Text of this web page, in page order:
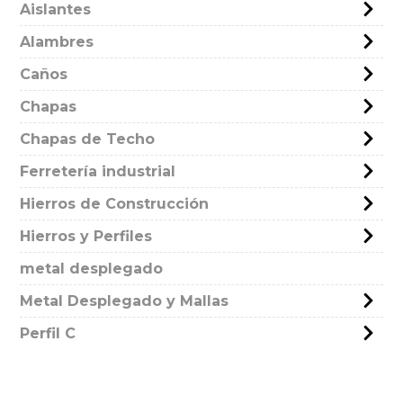
Aislantes
Alambres
Caños
Chapas
Chapas de Techo
Ferretería industrial
Hierros de Construcción
Hierros y Perfiles
metal desplegado
Metal Desplegado y Mallas
Perfil C